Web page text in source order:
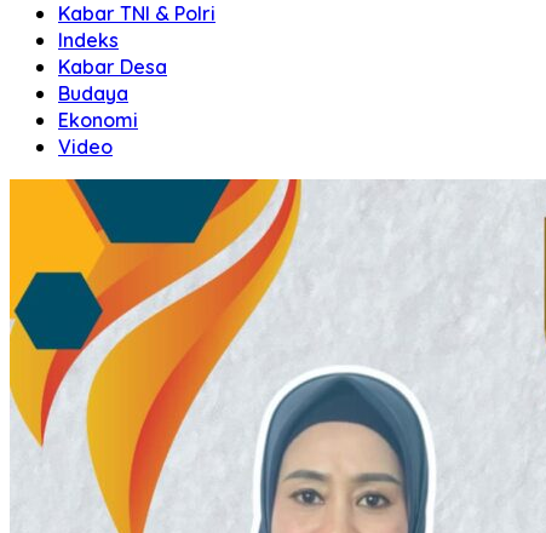
Kabar TNI & Polri
Indeks
Kabar Desa
Budaya
Ekonomi
Video